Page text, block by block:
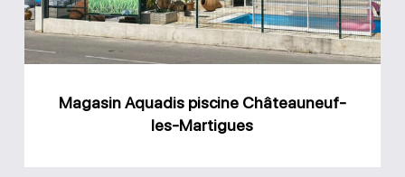
Martigues
Magasin Aquadis piscine Châteauneuf-
les-Martigues